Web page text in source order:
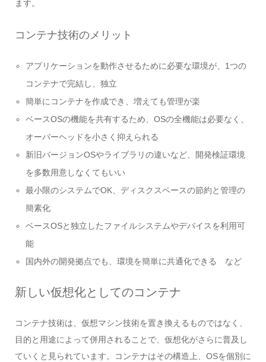
ます。
コンテナ技術のメリット
アプリケーションを動作させるために必要な環境が、1つの
コンテナで完結し、独立
簡単にコンテナを作成でき、増えても管理が楽
ベースOSの機能を共有するため、OSの全機能は必要なく、
オーバーヘッドを小さく抑えられる
新旧バージョンOSやライブラリの違いなど、開発検証環境
を多数用意しなくてもいい
最小限のシステムでOK、ディスクスペースの節約と管理の
簡素化
ベースOSと独立したファイルシステムやデバイスを利用可
能
国内外の開発拠点でも、環境を簡単に共通化できる など
新しい仮想化としてのコンテナ
コンテナ技術は、仮想マシン技術を置き換えるものではなく、
目的と用途によって併用されることで、仮想化がさらに普及し
ていくと見られています。コンテナはその構造上、OSを個別に